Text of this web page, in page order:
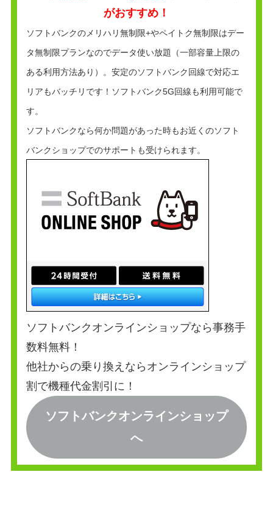
がおすすめ！
ソフトバンクのメリハリ無制限+やペイトク無制限はデー
タ無制限プランなのでデータ使い放題（一部容量上限の
ある利用方法あり）。安定のソフトバンク回線で対応エ
リアもバッチリです！ソフトバンク5G回線も利用可能で
す。
ソフトバンクなら何か問題があった時もお近くのソフト
バンクショップでのサポートも受けられます。
ソフトバンクオンラインショップなら事務手
数料無料！
他社からの乗り換えならオンラインショップ
割で機種代金割引に！
ソフトバンクオンラインショップ
へ